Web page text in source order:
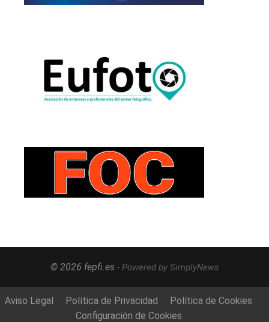
© 2026 fepfi.es - Powered by SimplyNews
Aviso Legal Política de Privacidad
Política de Cookies
Configuración de Cookies